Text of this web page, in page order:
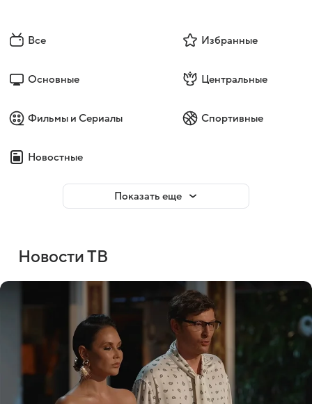
Все Избранные
Основные Центральные
Фильмы и Сериалы Спортивные
Новостные
Показать еще
Новости ТВ